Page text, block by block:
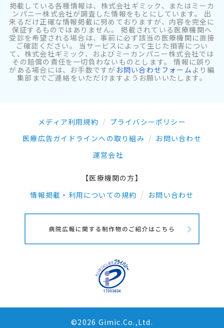
掲載している各種情報は、株式会社ギミック、またはミーカ
ンパニー株式会社が調査した情報をもとにしています。 出
来るだけ正確な情報掲載に努めておりますが、内容を完全に
保証するものではありません。 掲載されている医療機関へ
受診を希望される場合は、事前に必ず該当の医療機関に直接
ご確認ください。 当サービスによって生じた損害につい
て、株式会社ギミック、およびミーカンパニー株式会社では
その賠償の責任を一切負わないものとします。 情報に誤り
がある場合には、お手数ですが お問い合わせフォーム より編
集部までご連絡をいただけますようお願いいたします。
メディア利用規約
プライバシーポリシー
医療広告ガイドラインへの取り組み
お問い合わせ
運営会社
【医療機関の方】
情報掲載・利用についての規約
お問い合わせ
©2026 Gimic.Co.,Ltd.